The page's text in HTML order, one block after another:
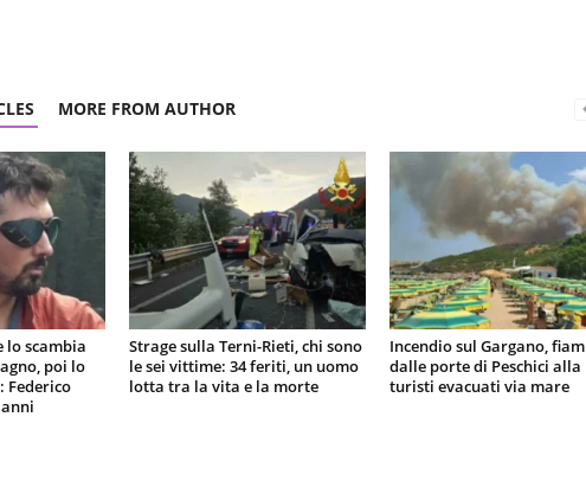
MORE FROM AUTHOR
lo scambia
poi lo
Federico
Strage sulla Terni-Rieti, chi sono
le sei vittime: 34 feriti, un uomo
lotta tra la vita e la morte
Incendio sul Gargano,
dalle porte di Peschici alla
turisti evacuati via mare